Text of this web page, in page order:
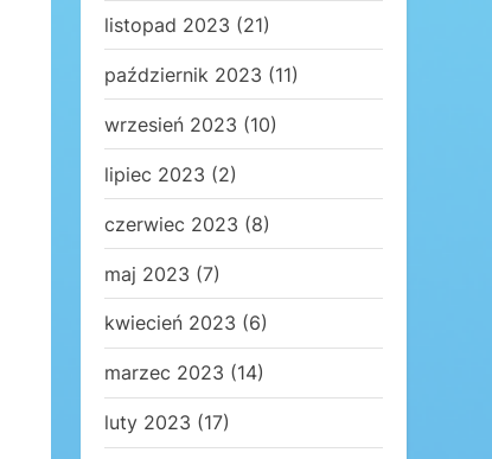
listopad 2023 (21)
październik 2023 (11)
wrzesień 2023 (10)
lipiec 2023 (2)
czerwiec 2023 (8)
maj 2023 (7)
kwiecień 2023 (6)
marzec 2023 (14)
luty 2023 (17)